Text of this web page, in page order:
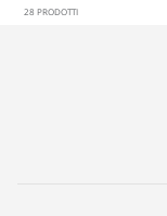
28 PRODOTTI